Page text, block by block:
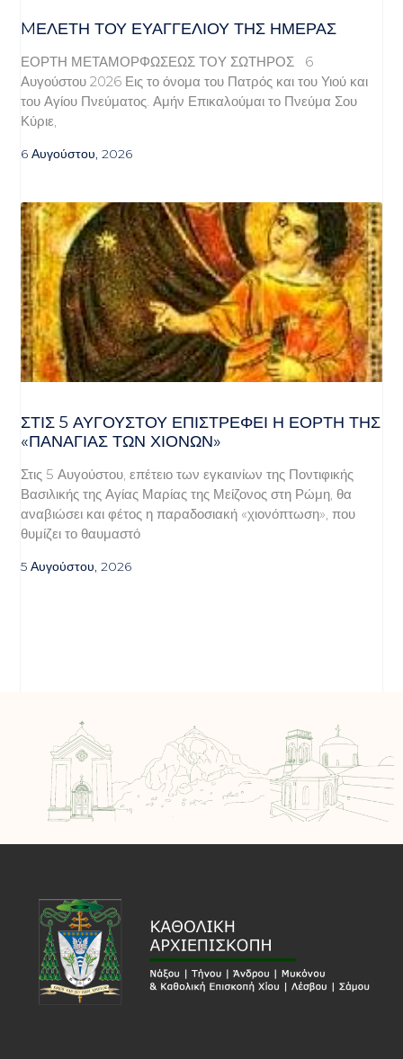
MΕΛΈΤΗ ΤΟΥ ΕΥΑΓΓΕΛΊΟΥ ΤΗΣ ΗΜΈΡΑΣ
ΕΟΡΤΗ ΜΕΤΑΜΟΡΦΩΣΕΩΣ ΤΟΥ ΣΩΤΗΡΟΣ 6
Αυγούστου 2026 Εις το όνομα του Πατρός και του Υιού και
του Αγίου Πνεύματος. Αμήν Επικαλούμαι το Πνεύμα Σου
Κύριε,
6 Αυγούστου, 2026
ΣΤΙΣ 5 ΑΥΓΟΎΣΤΟΥ ΕΠΙΣΤΡΈΦΕΙ Η ΕΟΡΤΉ ΤΗΣ
«ΠΑΝΑΓΊΑΣ ΤΩΝ ΧΙΌΝΩΝ»
Στις 5 Αυγούστου, επέτειο των εγκαινίων της Ποντιφικής
Βασιλικής της Αγίας Μαρίας της Μείζονος στη Ρώμη, θα
αναβιώσει και φέτος η παραδοσιακή «χιονόπτωση», που
θυμίζει το θαυμαστό
5 Αυγούστου, 2026